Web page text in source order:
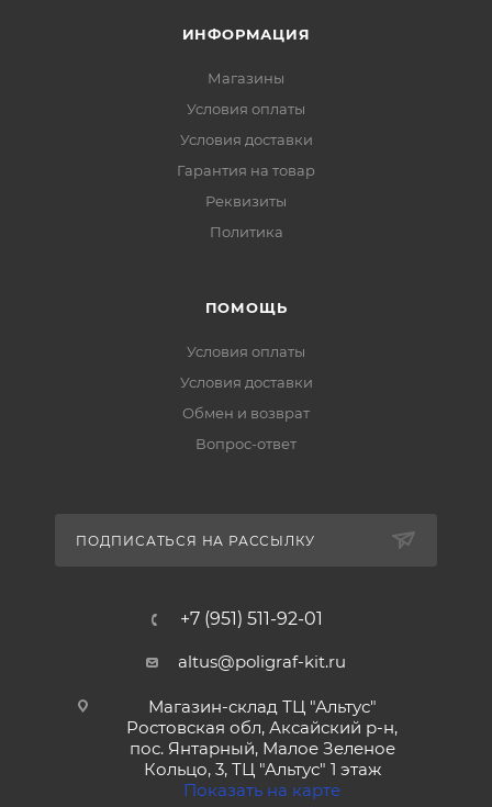
ИНФОРМАЦИЯ
Магазины
Условия оплаты
Условия доставки
Гарантия на товар
Реквизиты
Политика
ПОМОЩЬ
Условия оплаты
Условия доставки
Обмен и возврат
Вопрос-ответ
ПОДПИСАТЬСЯ НА РАССЫЛКУ
+7 (951) 511-92-01
altus@poligraf-kit.ru
Магазин-склад ТЦ "Альтус"
Ростовская обл, Аксайский р-н,
пос. Янтарный, Малое Зеленое
Кольцо, 3, ТЦ "Альтус" 1 этаж
Показать на карте